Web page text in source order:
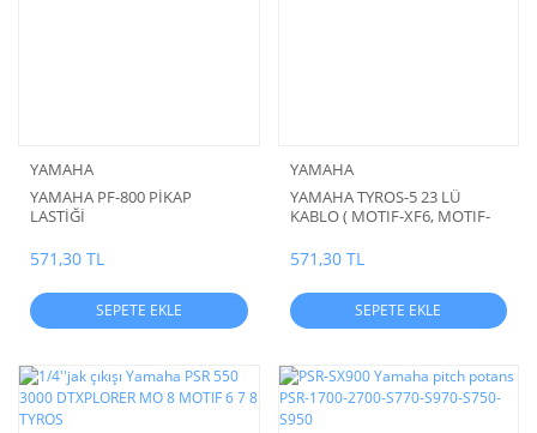
YAMAHA
YAMAHA PF-800 PİKAP
LASTİĞİ
571,30 TL
SEPETE EKLE
YAMAHA
YAMAHA TYROS-5 23 LÜ
KABLO ( MOTIF-XF6, MOTIF-
AWM 20624 80C 60V VW-1
BANDO-S-F
571,30 TL
SEPETE EKLE